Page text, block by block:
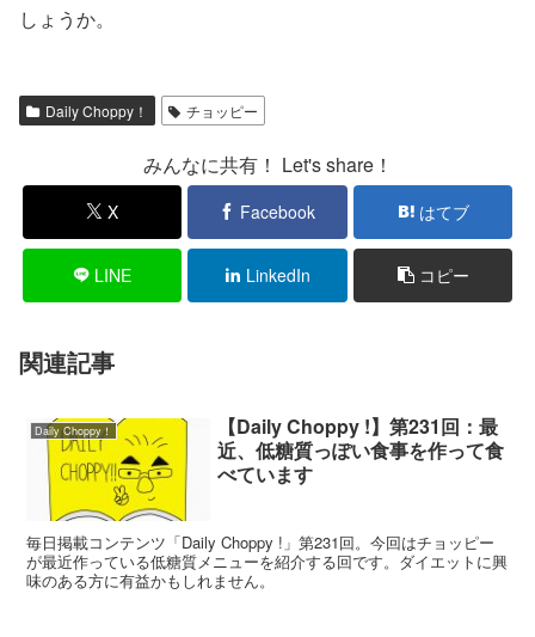
しょうか。
Daily Choppy！ チョッピー
みんなに共有！ Let's share！
X Facebook はてブ
LINE LinkedIn コピー
関連記事
Daily Choppy！
【Daily Choppy !】第231回：最
近、低糖質っぽい食事を作って食
べています
毎日掲載コンテンツ「Daily Choppy !」第231回。今回はチョッピー
が最近作っている低糖質メニューを紹介する回です。ダイエットに興
味のある方に有益かもしれません。